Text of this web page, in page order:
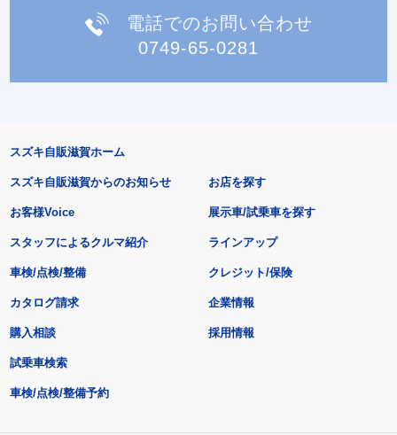
電話でのお問い合わせ
0749-65-0281
スズキ自販滋賀ホーム
スズキ自販滋賀からのお知らせ
お客様Voice
スタッフによるクルマ紹介
お店を探す
展示車/試乗車を探す
ラインアップ
車検/点検/整備 クレジット/保険
カタログ請求
購入相談
試乗車検索
車検/点検/整備予約
企業情報
採用情報